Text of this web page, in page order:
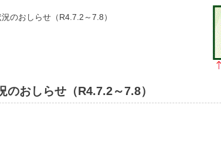
のおしらせ（R4.7.2～7.8）
おしらせ（R4.7.2～7.8）